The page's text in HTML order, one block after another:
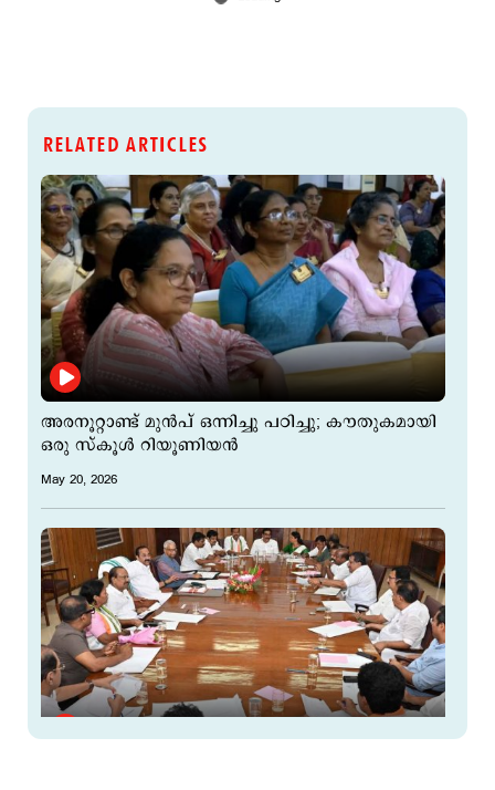
RELATED ARTICLES
അരനൂറ്റാണ്ട് മുന്‍പ് ഒന്നിച്ചു പഠിച്ചു; കൗതുകമായി
ഒരു സ്കൂള്‍ റിയൂണിയന്‍
May 20, 2026